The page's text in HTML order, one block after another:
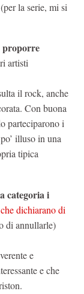
la serie, mi si
proporre
artisti
il rock, anche
Con buona
parteciparono i
illuso in una
tipica
categoria i
dichiarano di
di annullarle)
e
e che